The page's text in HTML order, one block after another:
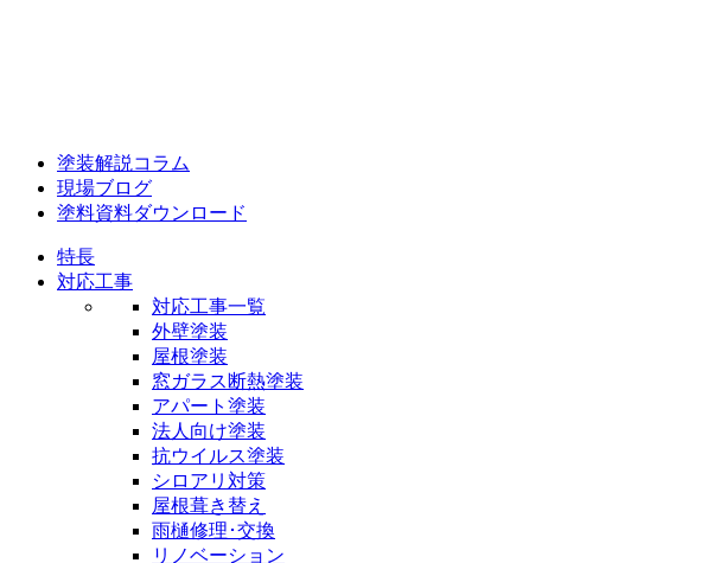
塗装解説コラム
現場ブログ
塗料資料ダウンロード
特長
対応工事
対応工事一覧
外壁塗装
屋根塗装
窓ガラス断熱塗装
アパート塗装
法人向け塗装
抗ウイルス塗装
シロアリ対策
屋根葺き替え
雨樋修理･交換
リノベーション